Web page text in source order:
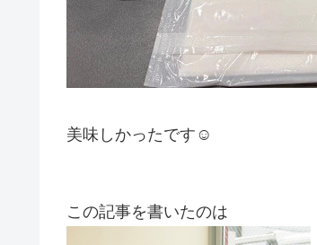
美味しかったです☺️
この記事を書いたのは